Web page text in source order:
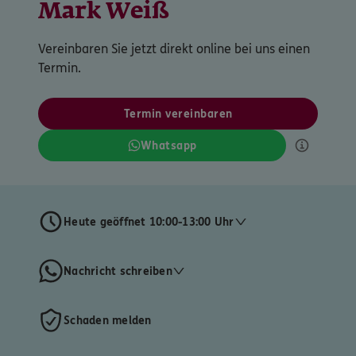
Mark Weiß
Vereinbaren Sie jetzt direkt online bei uns einen
Termin.
Termin vereinbaren
Whatsapp
Heute geöffnet 10:00-13:00 Uhr
Nachricht schreiben
Schaden melden